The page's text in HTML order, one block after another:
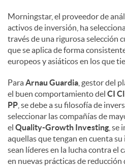
Morningstar, el proveedor de
activos de inversión, ha
través de una rigurosa selección
que se aplica de forma
europeos y asiáticos en los que
ParaArnau Guardia , gestor del
el buen comportamiento del CI
PP , se debe a su filosofía de
seleccionar las compañías de
el Quality-Growth Investing ,
aquellas que tengan en cuenta
sean líderes en la lucha contra el
en nuevas prácticas de reducción